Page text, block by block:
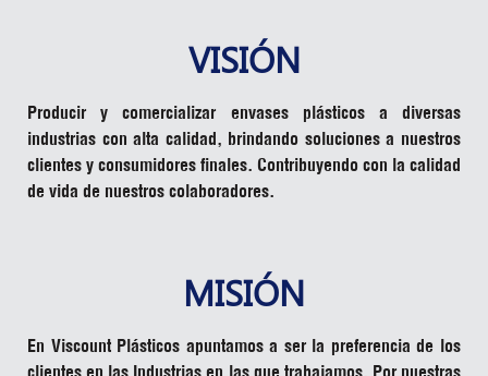
VISIÓN
Producir y comercializar envases plásticos a diversas
industrias con alta calidad, brindando soluciones a nuestros
clientes y consumidores finales. Contribuyendo con la calidad
de vida de nuestros colaboradores.
MISIÓN
En Viscount Plásticos apuntamos a ser la preferencia de los